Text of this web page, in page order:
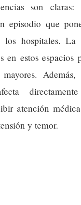
son claras:
episodio que
los hospitales. La
en estos espacios
atención
y temor.